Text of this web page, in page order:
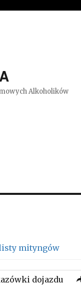
Alkoholików
mityngów
dojazdu